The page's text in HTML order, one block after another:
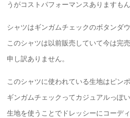
うがコストパフォーマンスありますもん
シャツはギンガムチェックのボタンダウ
このシャツは以前販売していて今は完
申し訳ありません。
このシャツに使われている生地はピン
ギンガムチェックってカジュアルっぽ
生地を使うことでドレッシーにコーデ